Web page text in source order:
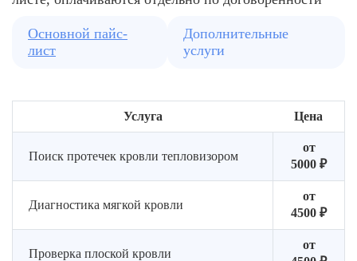
и
элементов
влаги
потенциальные
высокой
и
Основной пайс-
лист
Дополнительные
услуги
Услуга Цена
Поиск протечек кровли тепловизором
от
5000 ₽
Диагностика мягкой кровли
от
4500 ₽
Проверка плоской кровли
от